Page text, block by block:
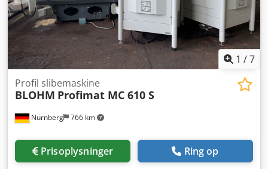
1 /7
Nürnberg 766 km
Profil slibemaskine
BLOHM Profimat MC 610 S
Prisoplysninger Ring op